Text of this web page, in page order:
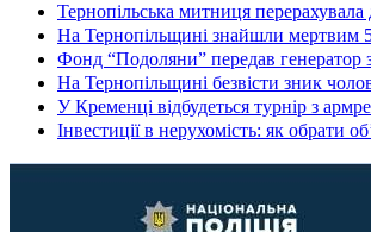
Тернопільська митниця
На Тернопільщині знайшли мертвим
Фонд “Подоляни” передав генератор
На Тернопільщині безвісти зник
У Кременці відбудеться турнір з
Інвестиції в нерухомість: як обрати